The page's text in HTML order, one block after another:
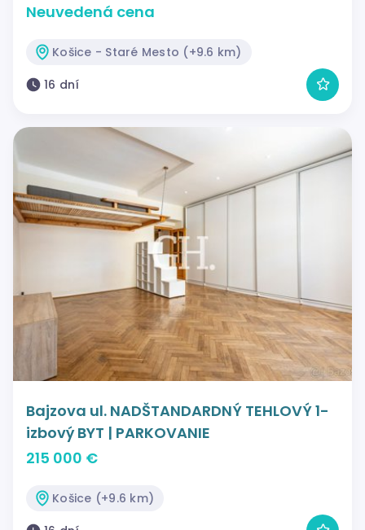
Neuvedená cena
Košice - Staré Mesto (+9.6 km)
16 dní
Bajzova ul. NADŠTANDARDNÝ TEHLOVÝ 1-
izbový BYT | PARKOVANIE
215 000 €
Košice (+9.6 km)